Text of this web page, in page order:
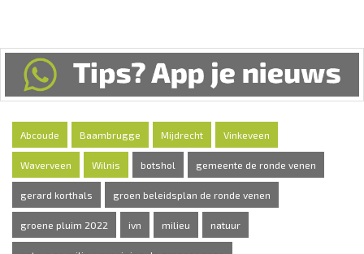
Abcoude Baambrugge Mijdrecht Vinkeveen
Waverveen Wilnis botshol gemeente de ronde venen
gerard korthals groen beleidsplan de ronde venen
groene pluim 2022 ivn milieu natuur